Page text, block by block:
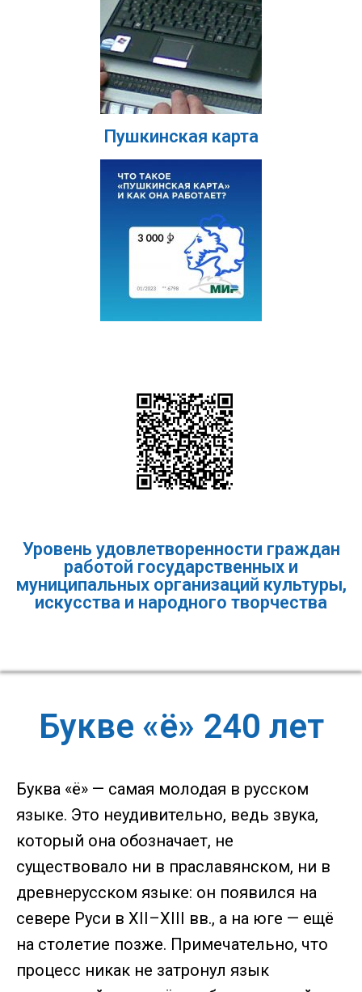
Пушкинская карта
Уровень удовлетворенности граждан
работой государственных и
муниципальных организаций культуры,
искусства и народного творчества
Букве «ё» 240 лет
Буква «ё» — самая молодая в русском
языке. Это неудивительно, ведь звука,
который она обозначает, не
существовало ни в праславянском, ни в
древнерусском языке: он появился на
севере Руси в XII–XIII вв., а на юге — ещё
на столетие позже. Примечательно, что
процесс никак не затронул язык